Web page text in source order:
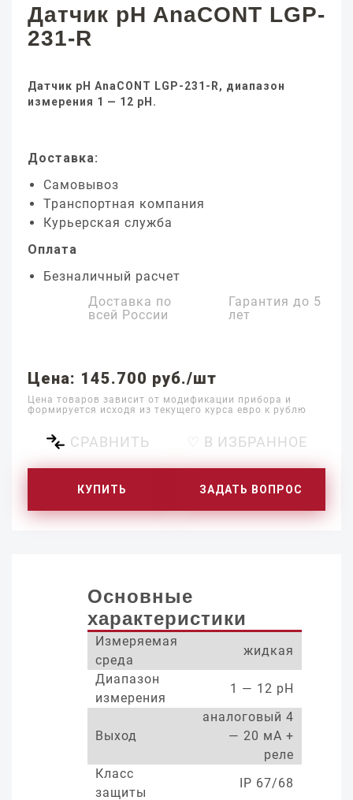
Датчик pH AnaCONT LGP-
231-R
Датчик pH AnaCONT LGP-231-R, диапазон
измерения 1 — 12 pH.
Доставка:
Самовывоз
Транспортная компания
Курьерская служба
Оплата
Безналичный расчет
Доставка по
всей России
Гарантия до 5
лет
Цена: 145.700 руб./шт
Цена товаров зависит от модификации прибора и
формируется исходя из текущего курса евро к рублю
СРАВНИТЬ ♡ В ИЗБРАННОЕ
КУПИТЬ ЗАДАТЬ ВОПРОС
Основные
характеристики
Измеряемая
среда
жидкая
Диапазон
измерения
1 — 12 pH
Выход
аналоговый 4
— 20 мА +
реле
Класс
защиты
IP 67/68